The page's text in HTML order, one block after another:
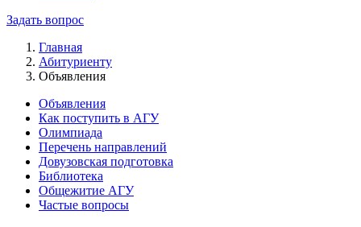
Задать вопрос
Главная
Абитуриенту
Объявления
Объявления
Как поступить в АГУ
Олимпиада
Перечень направлений
Довузовская подготовка
Библиотека
Общежитие АГУ
Частые вопросы